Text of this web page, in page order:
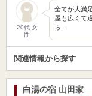
20代 女
性
全てが大満
屋も広くて
ら…
関連情報から探す
白湯の宿 山田家